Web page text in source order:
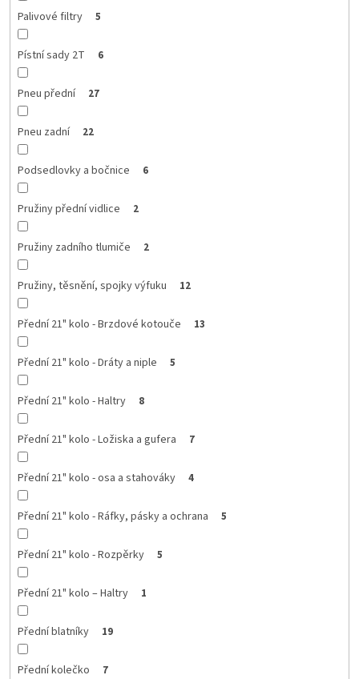
Palivové filtry 5
Pístní sady 2T 6
Pneu přední 27
Pneu zadní 22
Podsedlovky a bočnice 6
Pružiny přední vidlice 2
Pružiny zadního tlumiče 2
Pružiny, těsnění, spojky výfuku 12
Přední 21" kolo - Brzdové kotouče 13
Přední 21" kolo - Dráty a niple 5
Přední 21" kolo - Haltry 8
Přední 21" kolo - Ložiska a gufera 7
Přední 21" kolo - osa a stahováky 4
Přední 21" kolo - Ráfky, pásky a ochrana 5
Přední 21" kolo - Rozpěrky 5
Přední 21" kolo – Haltry 1
Přední blatníky 19
Přední kolečko 7